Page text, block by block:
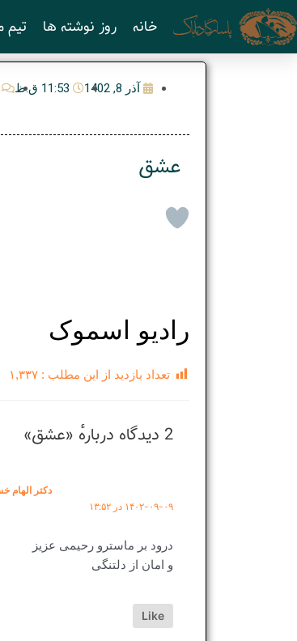
پرش
به
محتوا
خانه روز نوشته ها تیم
آذر 8, 1402 11:53 ق.ظ
عشق
رادیو اسموک
تعداد بازدید از این مطلب : ۱,۳۳۷
2 دیدگاه دربارهٔ «عشق»
دکتر الهام
۱۴۰۲-۰۹-۰۹ در ۱۳:۵۲
درود بر ماسترو رحیمی عزیز
و امان از دلتنگی
Like